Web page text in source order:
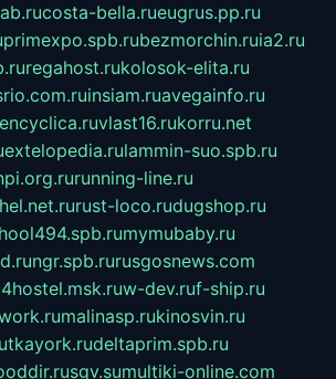
costa-bella.rueugrus.pp.ru
primexpo.spb.rubezmorchin.ruia2.ru
regahost.rukolosok-elita.ru
insiam.ruavegainfo.ru
vlast16.rukorru.net
extelopedia.rulammin-suo.spb.ru
running-line.ru
rust-loco.rudugshop.ru
mymubaby.ru
ngr.spb.rurusgosnews.com
w-dev.ruf-ship.ru
malinasp.rukinosvin.ru
deltaprim.spb.ru
sgv.sumultiki-online.com